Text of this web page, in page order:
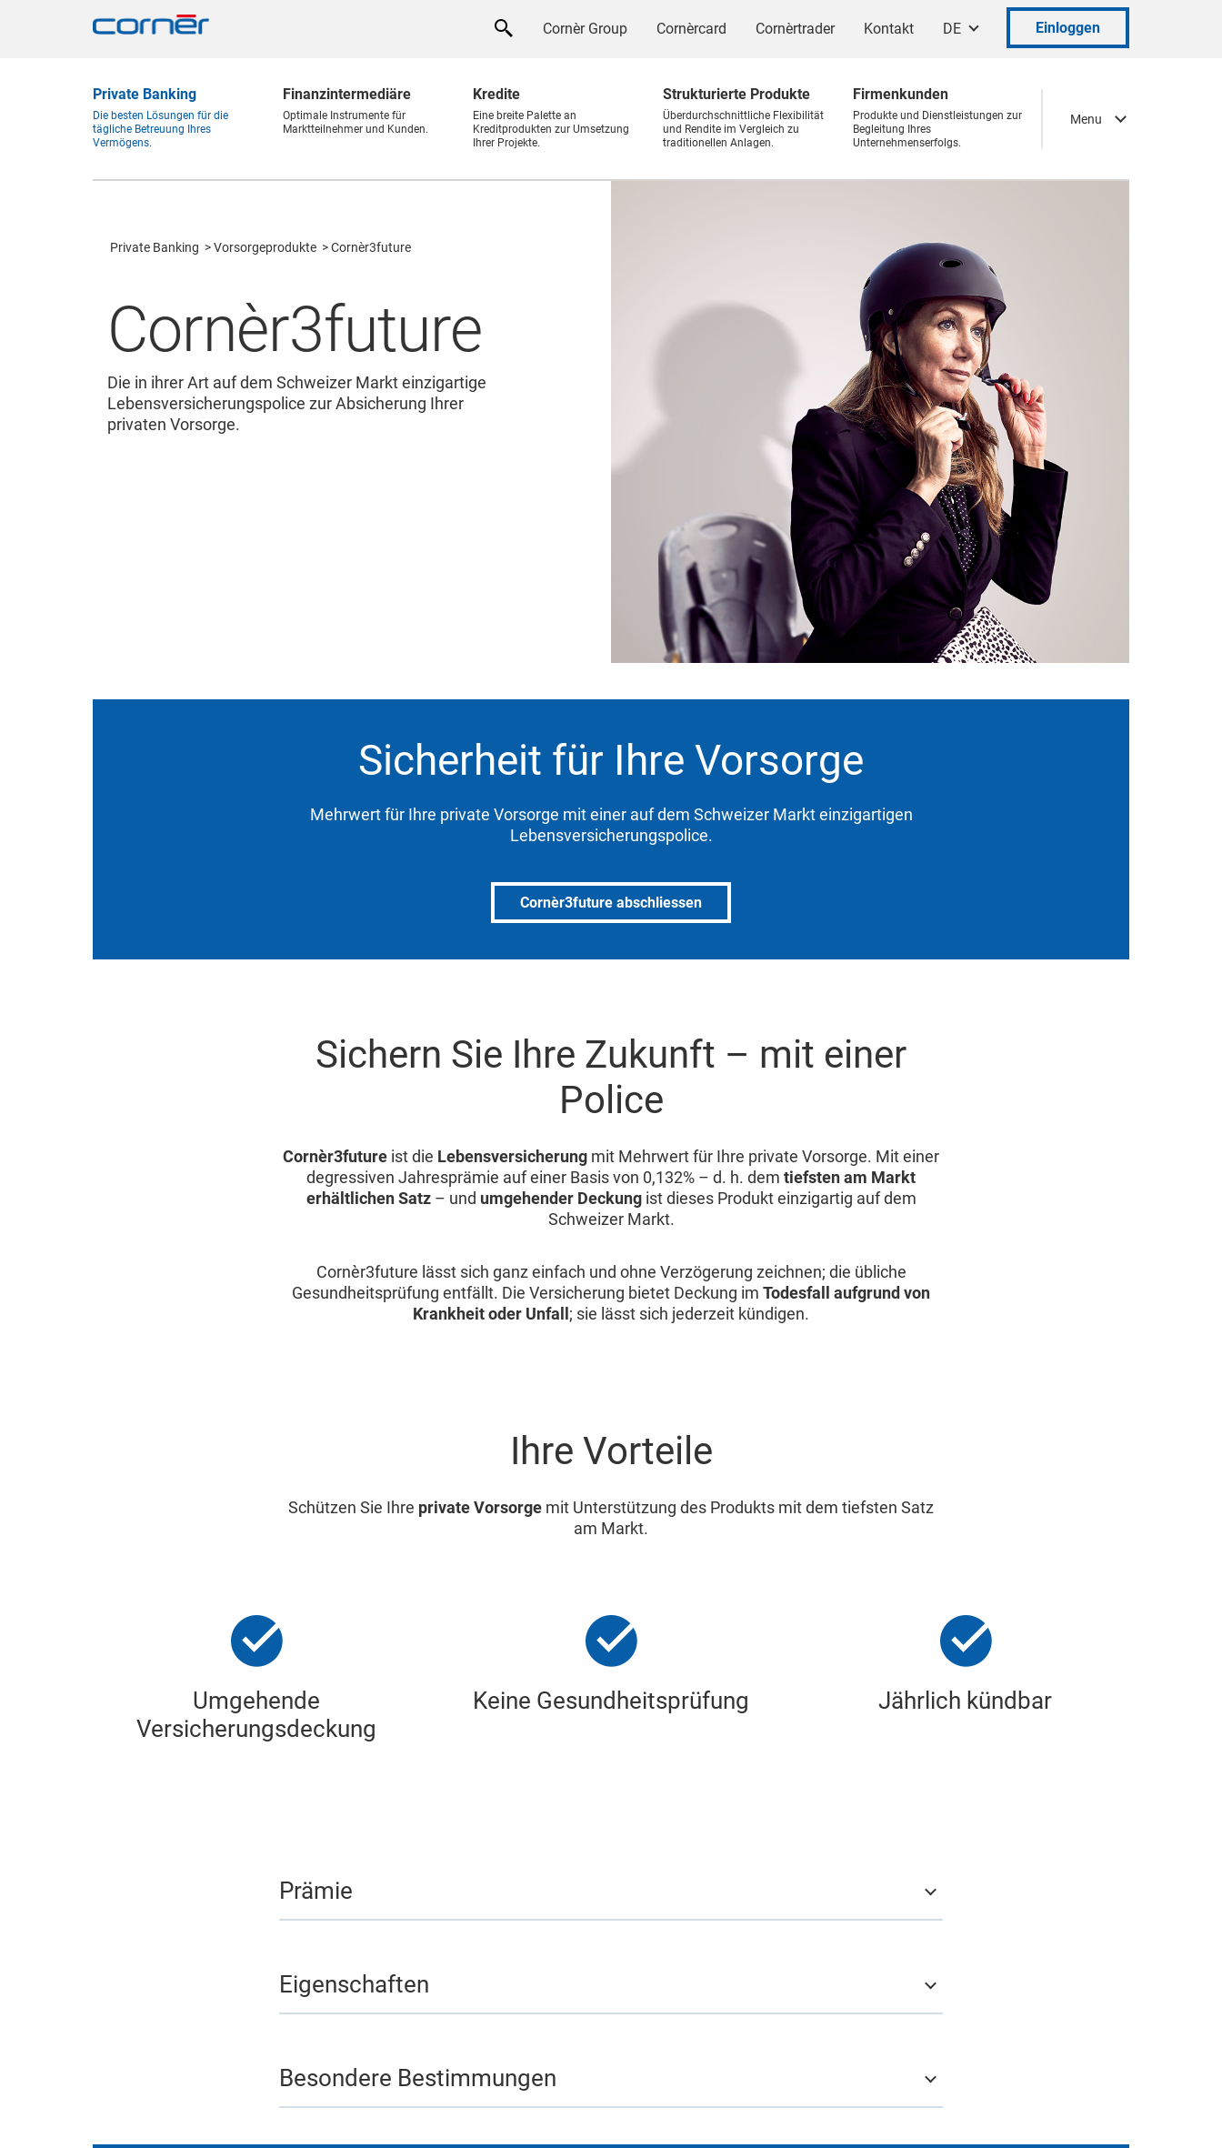
Cornèr Group Cornèrcard Cornèrtrader Kontakt DE Einloggen
Menu
Private Banking
Die besten Lösungen für die
tägliche Betreuung Ihres
Vermögens.
Finanzintermediäre
Optimale Instrumente für
Marktteilnehmer und Kunden.
Kredite
Eine breite Palette an
Kreditprodukten zur Umsetzung
Ihrer Projekte.
Strukturierte Produkte
Überdurchschnittliche Flexibilität
und Rendite im Vergleich zu
traditionellen Anlagen.
Firmenkunden
Produkte und Dienstleistungen zur
Begleitung Ihres
Unternehmenserfolgs.
Private Banking Vorsorgeprodukte Cornèr3future
Cornèr3future
Die in ihrer Art auf dem Schweizer Markt einzigartige
Lebensversicherungspolice zur Absicherung Ihrer
privaten Vorsorge.
Sicherheit für Ihre Vorsorge
Mehrwert für Ihre private Vorsorge mit einer auf dem Schweizer Markt einzigartigen
Lebensversicherungspolice.
Cornèr3future abschliessen
Sichern Sie Ihre Zukunft – mit einer
Police
Cornèr3future ist die Lebensversicherung mit Mehrwert für Ihre private Vorsorge. Mit einer
degressiven Jahresprämie auf einer Basis von 0,132% – d. h. dem tiefsten am Markt
erhältlichen Satz– und umgehender Deckungist dieses Produkt einzigartig auf dem
Schweizer Markt.
Cornèr3future lässt sich ganz einfach und ohne Verzögerung zeichnen; die übliche
Gesundheitsprüfung entfällt. Die Versicherung bietet Deckung im Todesfall aufgrund von
Krankheit oder Unfall ; sie lässt sich jederzeit kündigen.
Ihre Vorteile
Schützen Sie Ihre private Vorsorge mit Unterstützung des Produkts mit dem tiefsten Satz
am Markt.
Umgehende
Versicherungsdeckung
Keine Gesundheitsprüfung Jährlich kündbar
Prämie
Eigenschaften
Besondere Bestimmungen